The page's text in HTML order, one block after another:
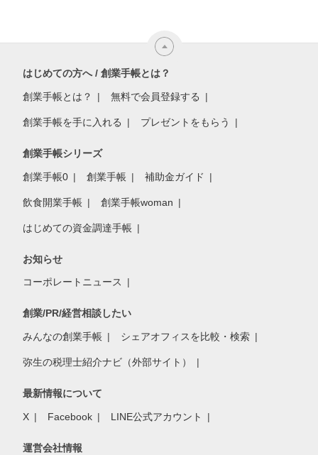
はじめての方へ / 創業手帳とは？
創業手帳とは？ 無料で会員登録する
創業手帳を手に入れる プレゼントをもらう
創業手帳シリーズ
創業手帳0 創業手帳 補助金ガイド
飲食開業手帳 創業手帳woman
はじめての資金調達手帳
お知らせ
コーポレートニュース
創業/PR/経営相談したい
みんなの創業手帳 シェアオフィスを比較・検索
弥生の税理士紹介ナビ（外部サイト）
最新情報について
X Facebook LINE公式アカウント
運営会社情報